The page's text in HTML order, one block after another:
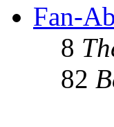
Fan-
8
82